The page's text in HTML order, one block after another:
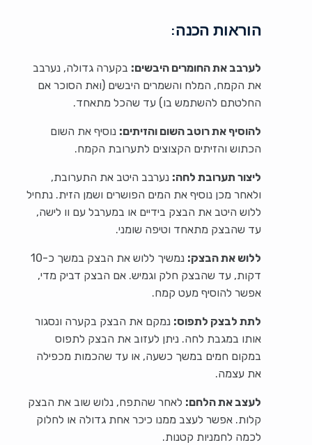
הוראות הכנה:
לערבב את החומרים היבשים: בקערה גדולה, נערבב
את הקמח, המלח והשמרים היבשים (ואת הסוכר אם
החלטתם להשתמש בו) עד שהכל מתאחד.
להוסיף את רוטב השום והזיתים: נוסיף את השום
הכתוש והזיתים הקצוצים לתערובת הקמח.
ליצור תערובת לחה: נערבב היטב את התערובת,
ולאחר מכן נוסיף את המים הפושרים ושמן הזית. נתחיל
ללוש היטב את הבצק בידיים או במערבל עם וו לישה,
עד שהבצק מתאחד וטיפה שומני.
ללוש את הבצק:
נמשיך ללוש את הבצק במשך כ-10
דקות, עד שהבצק חלק וגמיש. אם הבצק דביק מדי,
אפשר להוסיף מעט קמח.
לתת לבצק לתפוס: נמקם את הבצק בקערה ונסגור
אותו במגבת לחה. ניתן לעזוב את הבצק לתפוס
במקום חמים במשך כשעה, או עד שהכמות מכפילה
את עצמה.
לעצב את הלחם: לאחר שהתפח, נלוש שוב את הבצק
קלות. אפשר לעצב ממנו כיכר אחת גדולה או לחלוק
לכמה לחמניות קטנות.